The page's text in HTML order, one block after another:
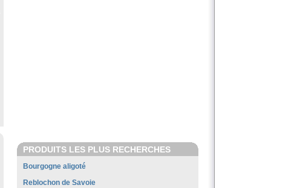
PRODUITS LES PLUS RECHERCHES
Bourgogne aligoté
Reblochon de Savoie